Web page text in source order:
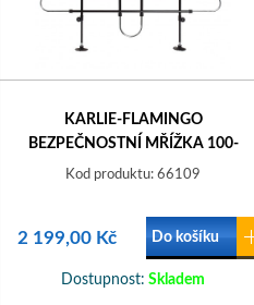
KARLIE-FLAMINGO
BEZPEČNOSTNÍ MŘÍŽKA 100-
160X75-130CM
Kod produktu: 66109
2 199,00 Kč Do košíku
Dostupnost: Skladem